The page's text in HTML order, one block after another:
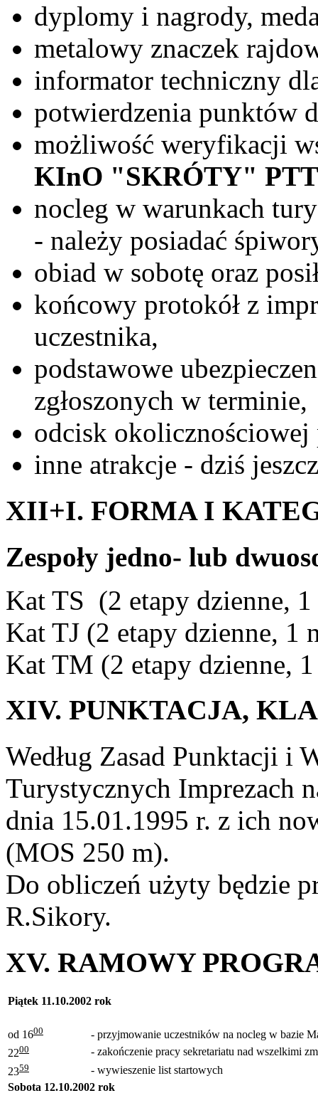
dyplomy i nagrody,
metalowy znaczek
informator techniczny
potwierdzenia punktów
możliwość weryfikacji
KInO "SKRÓTY"
nocleg w warunkach
- należy posiadać
obiad w sobotę oraz
końcowy protokół z
uczestnika,
podstawowe
zgłoszonych w terminie,
odcisk okolicznościowej
inne atrakcje - dziś
XII+I. FORMA I
Zespoły jedno- lub
Kat TS (2 etapy dzienne,
Kat TJ (2 etapy dzienne,
Kat TM (2 etapy dzienne,
XIV. PUNKTACJA,
Według Zasad Punktacji i
Turystycznych Imprezach
dnia 15.01.1995 r. z ich
(MOS 250 m).
Do obliczeń użyty będzie
R.Sikory.
XV. RAMOWY
Piątek 11.10.2002 rok
od 1600
- przyjmowanie uczestników na nocleg w bazie
2200
- zakończenie pracy sekretariatu nad wszelkimi
2359
- wywieszenie list startowych
Sobota 12.10.2002 rok